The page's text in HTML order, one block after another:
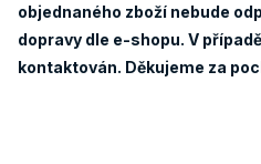
objednaného zboží nebude
dopravy dle e-shopu. V
kontaktován. Děkujeme za